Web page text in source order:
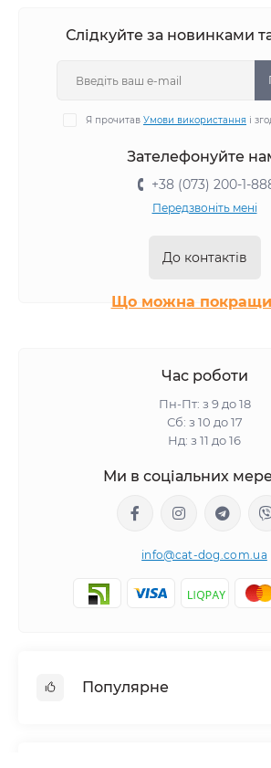
Слідкуйте за новинками
Я прочитав Умови використання і
Зателефонуйте
+38 (073) 200-1-
Передзвоніть мені
До контактів
Що можна
Час роботи
Пн-Пт: з 9 до 18
Сб: з 10 до 17
Нд: з 11 до 16
Ми в соціальних
info@cat-dog.com.ua
Популярне